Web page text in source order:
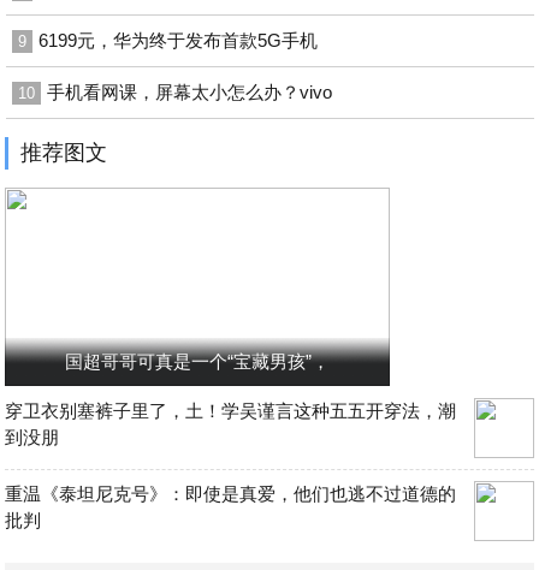
9 6199元，华为终于发布首款5G手机
10 手机看网课，屏幕太小怎么办？vivo
推荐图文
国超哥哥可真是一个“宝藏男孩”，
穿卫衣别塞裤子里了，土！学吴谨言这种五五开穿法，潮
到没朋
重温《泰坦尼克号》：即使是真爱，他们也逃不过道德的
批判